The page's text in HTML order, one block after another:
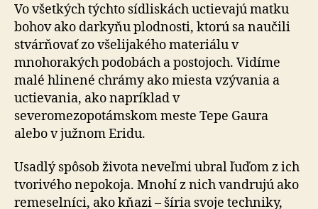
Vo všetkých týchto sídliskách uctievajú matku
bohov ako darkyňu plodnosti, ktorú sa naučili
stvárňovať zo všelijakého materiálu v
mnohorakých podobách a postojoch. Vidíme
malé hlinené chrámy ako miesta vzývania a
uctievania, ako napríklad v
severomezopotámskom meste Tepe Gaura
alebo v južnom Eridu.
Usadlý spôsob života neveľmi ubral ľuďom z ich
tvorivého nepokoja. Mnohí z nich vandrujú ako
remeselníci, ako kňazi – šíria svoje techniky,